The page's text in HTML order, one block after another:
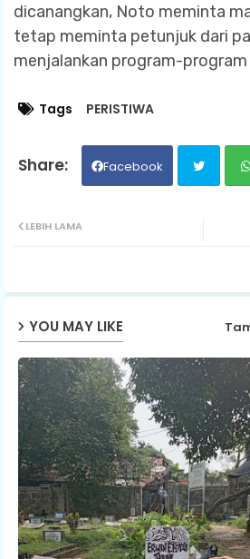
dicanangkan, Noto meminta
tetap meminta petunjuk dari
menjalankan program-program
Tags PERISTIWA
Facebook
p
LEBIH LAMA
YOU MAY LIKE